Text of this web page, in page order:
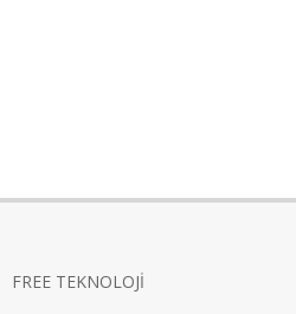
FREE TEKNOLOJİ